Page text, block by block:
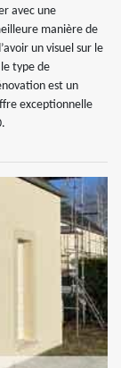
avec une
manière de
un visuel sur le
type de
est un
exceptionnelle